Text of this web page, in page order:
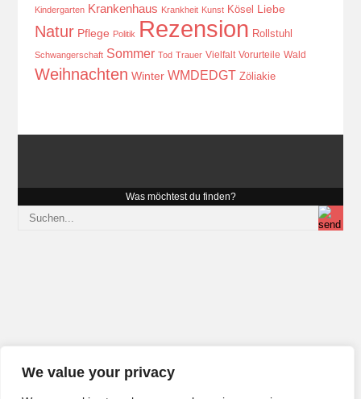
We value your privacy
Kindergarten Krankenhaus Krankheit Kunst Kösel Liebe
Natur Pflege Politik Rezension Rollstuhl
Schwangerschaft Sommer Tod Trauer Vielfalt Vorurteile Wald
Weihnachten Winter WMDEDGT Zöliakie
Was möchtest du finden?